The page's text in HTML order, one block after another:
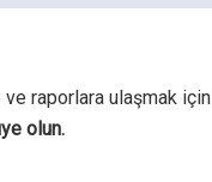
raporlara ulaşmak için
olun.